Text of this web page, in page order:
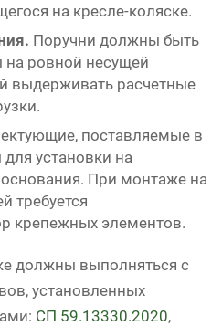
на кресле-коляске.
Поручни должны быть
ровной несущей
выдерживать расчетные
поставляемые в
установки на
При монтаже на
требуется
крепежных элементов.
должны выполняться с
установленных
СП 59.13330.2020,